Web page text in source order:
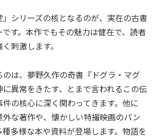
」シリーズの核となるのが、実在の古書
す。本作でもその魅力は健在で、読者
刺激します。
は、夢野久作の奇書『ドグラ・マグ
異常をきたす、とまで言われるこの伝
の核心に深く関わってきます。他に
な著作や、懐かしい特撮映画のパン
多様な本や資料が登場します。物語を